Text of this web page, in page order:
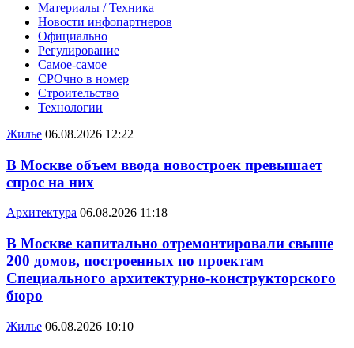
Материалы / Техника
Новости инфопартнеров
Официально
Регулирование
Самое-самое
СРОчно в номер
Строительство
Технологии
Жилье 06.08.2026 12:22
В Москве объем ввода новостроек превышает
спрос на них
Архитектура 06.08.2026 11:18
В Москве капитально отремонтировали свыше
200 домов, построенных по проектам
Специального архитектурно-конструкторского
бюро
Жилье 06.08.2026 10:10